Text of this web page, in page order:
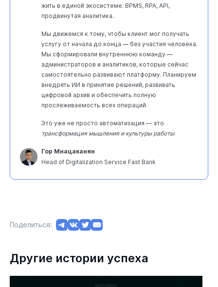
жить в единой экосистеме: BPMS, RPA, API,
продвинутая аналитика.
Мы движемся к тому, чтобы клиент мог получать
услугу от начала до конца — без участия человека.
Мы сформировали внутреннюю команду —
администраторов и аналитиков, которые сейчас
самостоятельно развивают платформу. Планируем
внедрять ИИ в принятие решений, развивать
цифровой архив и обеспечить полную
прослеживаемость всех операций.
Это уже не просто автоматизация — это
трансформация мышления и культуры работы.
Гор Мнацаканян
Head of Digitalization Service Fast Bank
Поделиться:
Другие истории успеха